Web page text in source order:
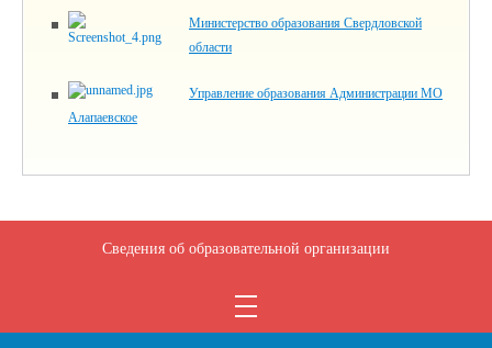
Министерство образования Свердловской
области
Управление образования Администрации МО
Алапаевское
Сведения об образовательной организации